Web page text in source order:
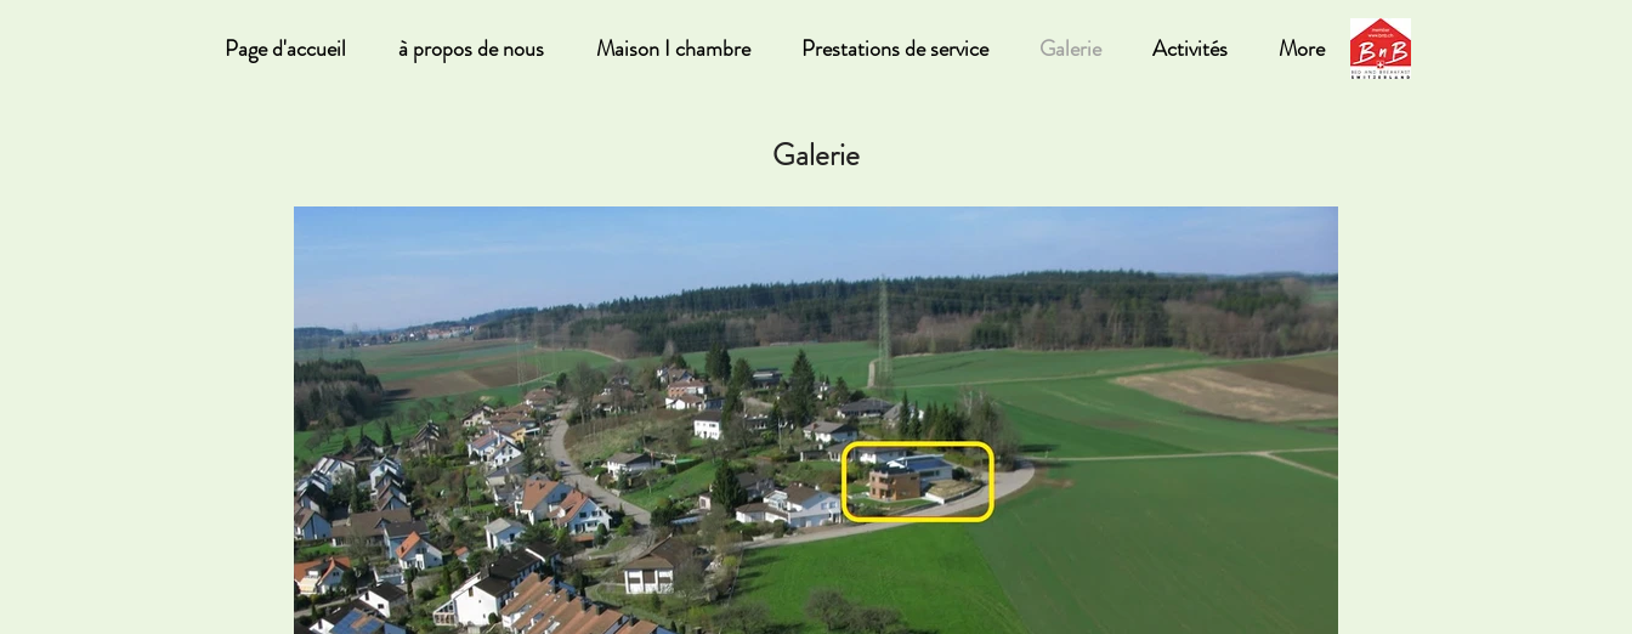
Page d'accueil à propos de nous Maison I chambre Prestations de service Galerie Activités More
Galerie